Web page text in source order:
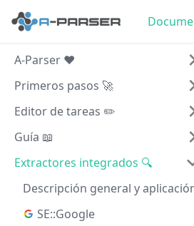
A-Parser ❤️
Primeros pasos 🚀
Editor de tareas ✏️
Guía 📖
Extractores integrados 🔍
Descripción general y
SE::Google